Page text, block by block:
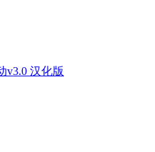
v3.0 汉化版